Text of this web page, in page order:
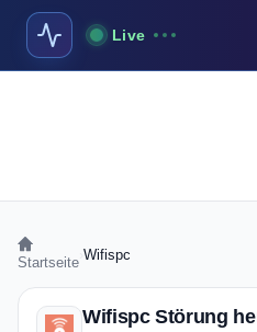
Live
Startseite Wifispc
Wifispc Störung